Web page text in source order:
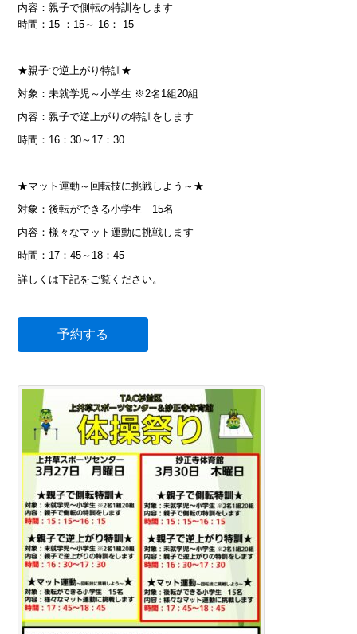
内容：親子で側転の特訓をします
時間：15 ：15～ 16： 15
★親子で逆上がり特訓★
対象：未就学児～小学生 ※2名1組20組
内容：親子で逆上がりの特訓をします
時間：16：30～17：30
★マット運動～回転技に挑戦しよう～★
対象：後転ができる小学生 15名
内容：様々なマット運動に挑戦します
時間：17：45～18：45
詳しくは下記をご覧ください。
予約する